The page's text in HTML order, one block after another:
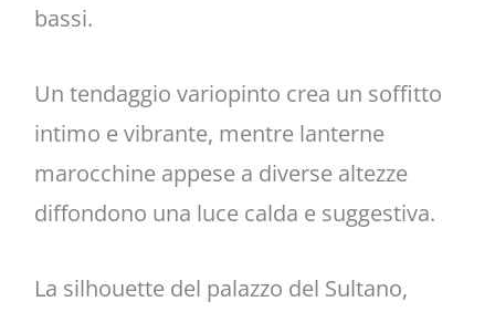
bassi.
Un tendaggio variopinto crea un soffitto
intimo e vibrante, mentre lanterne
marocchine appese a diverse altezze
diffondono una luce calda e suggestiva.
La silhouette del palazzo del Sultano,